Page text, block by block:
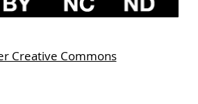
Creative Commons